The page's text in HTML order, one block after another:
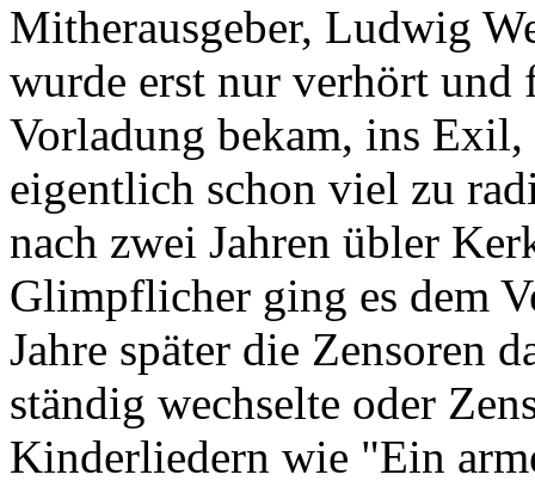
Mitherausgeber, Ludwig
wurde erst nur verhört und
Vorladung bekam, ins
eigentlich schon viel zu
nach zwei Jahren übler
Glimpflicher ging es dem
Jahre später die Zensoren
ständig wechselte oder
Kinderliedern wie "Ein